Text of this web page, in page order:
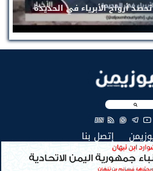
أرواح الأبرياء في الحديدة
EN
إتصل بنا
لنيوزيمن © 2026